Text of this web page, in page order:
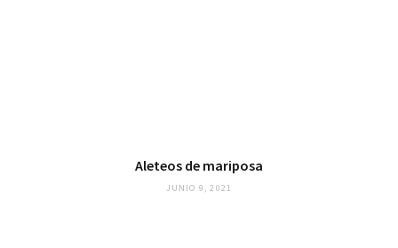
Aleteos de mariposa
JUNIO 9, 2021